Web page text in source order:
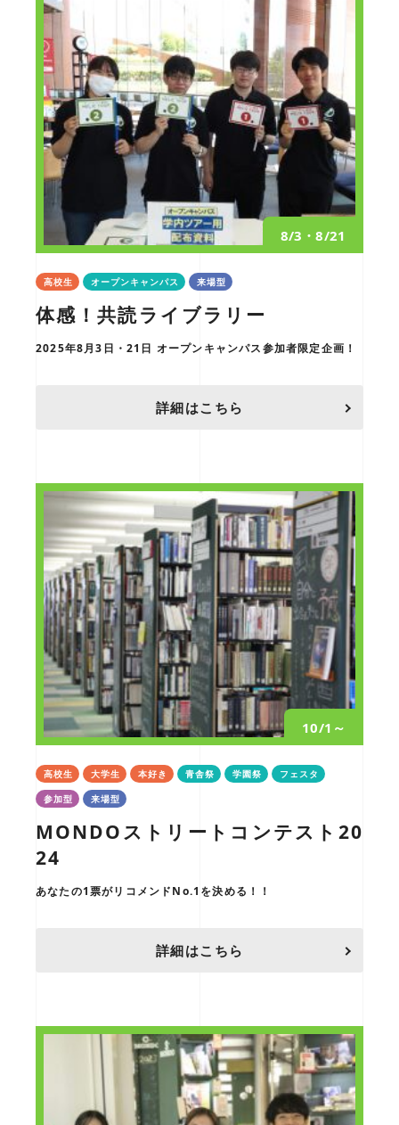
8/3・8/21
高校生 オープンキャンパス 来場型
体感！共読ライブラリー
2025年8月3日・21日 オープンキャンパス参加者限定企画！
詳細はこちら
10/1～
高校生 大学生 本好き 青舎祭 学園祭
フェスタ
参加型
来場型
MONDOストリートコンテスト20
24
あなたの1票がリコメンドNo.1を決める！！
詳細はこちら